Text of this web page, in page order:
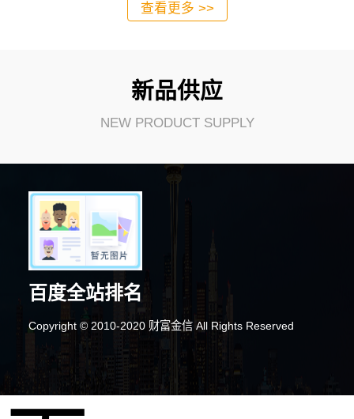
查看更多 >>
新品供应
NEW PRODUCT SUPPLY
百度全站排名
Copyright © 2010-2020 财富金信 All Rights Reserved